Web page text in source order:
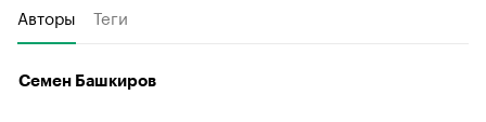
Авторы Теги
Семен Башкиров